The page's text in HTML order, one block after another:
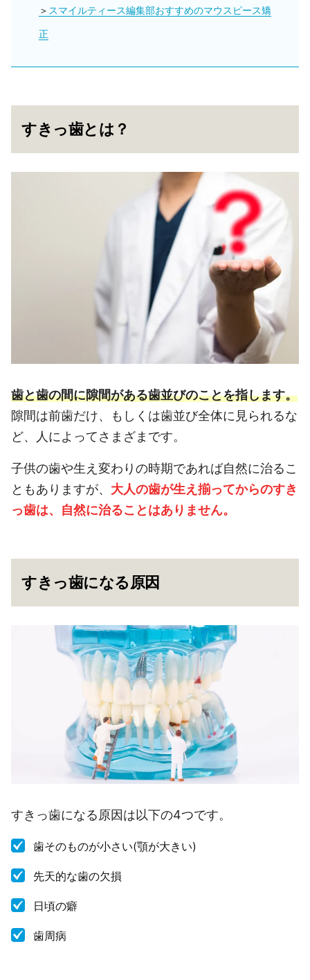
スマイルティース編集部おすすめのマウスピース矯
正
すきっ歯とは？
歯と歯の間に隙間がある歯並びのことを指します。
隙間は前歯だけ、もしくは歯並び全体に見られるな
ど、人によってさまざまです。
子供の歯や生え変わりの時期であれば自然に治るこ
ともありますが、 大人の歯が生え揃ってからのすき
っ歯は、自然に治ることはありません。
すきっ歯になる原因
すきっ歯になる原因は以下の4つです。
歯そのものが小さい(顎が大きい)
先天的な歯の欠損
日頃の癖
歯周病